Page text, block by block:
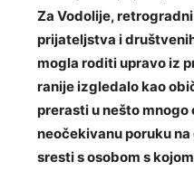
Za Vodolije,
prijateljstva i
mogla roditi upravo iz
ranije izgledalo kao
prerasti u nešto
neočekivanu poruku
sresti s osobom s